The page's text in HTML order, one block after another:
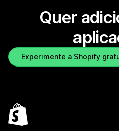
Quer
Experimente a Shopify